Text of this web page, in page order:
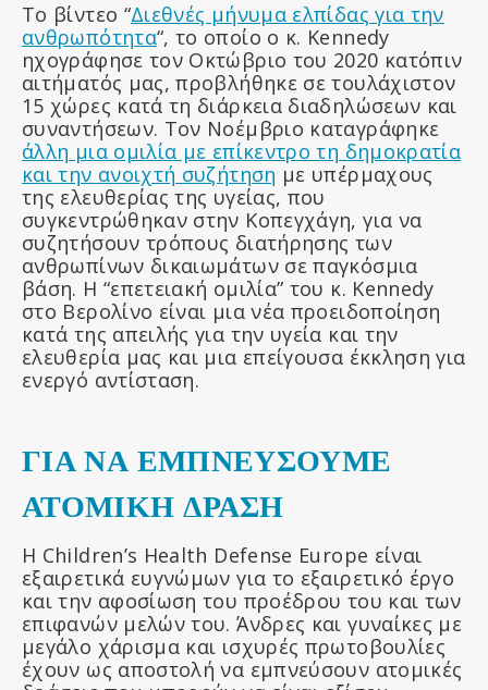
Το βίντεο “Διεθνές μήνυμα ελπίδας για την
ανθρωπότητα“, το οποίο ο κ. Kennedy
ηχογράφησε τον Οκτώβριο του 2020 κατόπιν
αιτήματός μας, προβλήθηκε σε τουλάχιστον
15 χώρες κατά τη διάρκεια διαδηλώσεων και
συναντήσεων. Τον Νοέμβριο καταγράφηκε
άλλη μια ομιλία με επίκεντρο τη δημοκρατία
και την ανοιχτή συζήτηση με υπέρμαχους
της ελευθερίας της υγείας, που
συγκεντρώθηκαν στην Κοπεγχάγη, για να
συζητήσουν τρόπους διατήρησης των
ανθρωπίνων δικαιωμάτων σε παγκόσμια
βάση. Η “επετειακή ομιλία” του κ. Kennedy
στο Βερολίνο είναι μια νέα προειδοποίηση
κατά της απειλής για την υγεία και την
ελευθερία μας και μια επείγουσα έκκληση για
ενεργό αντίσταση.
ΓΙΑ ΝΑ ΕΜΠΝΕΥΣΟΥΜΕ
ΑΤΟΜΙΚΗ ΔΡΑΣΗ
Η Children’s Health Defense Europe είναι
εξαιρετικά ευγνώμων για το εξαιρετικό έργο
και την αφοσίωση του προέδρου του και των
επιφανών μελών του. Άνδρες και γυναίκες με
μεγάλο χάρισμα και ισχυρές πρωτοβουλίες
έχουν ως αποστολή να εμπνεύσουν ατομικές